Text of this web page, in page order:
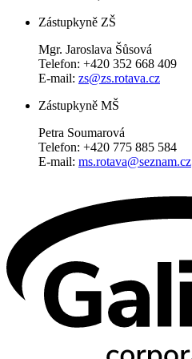
Zástupkyně ZŠ
Mgr. Jaroslava Šůsová
Telefon: +420 352 668 409
E-mail: zs@zs.rotava.cz
Zástupkyně MŠ
Petra Soumarová
Telefon: +420 775 885 584
E-mail: ms.rotava@seznam.cz